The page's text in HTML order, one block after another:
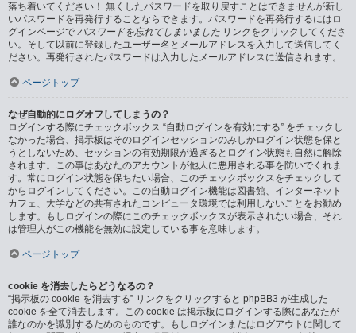
落ち着いてください！ 無くしたパスワードを取り戻すことはできませんが新し
いパスワードを再発行することならできます。パスワードを再発行するにはロ
グインページで パスワードを忘れてしまいました リンクをクリックしてくださ
い。そして以前に登録したユーザー名とメールアドレスを入力して送信してく
ださい。再発行されたパスワードは入力したメールアドレスに送信されます。
ページトップ
なぜ自動的にログオフしてしまうの？
ログインする際にチェックボックス “自動ログインを有効にする” をチェックし
なかった場合、掲示板はそのログインセッションのみしかログイン状態を保と
うとしないため、セッションの有効期限が過ぎるとログイン状態も自然に解除
されます。この事はあなたのアカウントが他人に悪用される事を防いでくれま
す。常にログイン状態を保ちたい場合、このチェックボックスをチェックして
からログインしてください。この自動ログイン機能は図書館、インターネット
カフェ、大学などの共有されたコンピュータ環境では利用しないことをお勧め
します。もしログインの際にこのチェックボックスが表示されない場合、それ
は管理人がこの機能を無効に設定している事を意味します。
ページトップ
cookie を消去したらどうなるの？
“掲示板の cookie を消去する” リンクをクリックすると phpBB3 が生成した
cookie を全て消去します。この cookie は掲示板にログインする際にあなたが
誰なのかを識別するためのものです。もしログインまたはログアウトに関して